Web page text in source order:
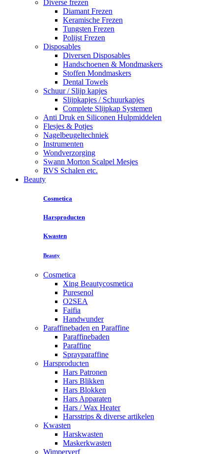
Diverse frezen
Diamant Frezen
Keramische Frezen
Tungsten Frezen
Polijst Frezen
Disposables
Diversen Disposables
Handschoenen & Mondmaskers
Stoffen Mondmaskers
Dental Towels
Schuur / Slijp kapjes
Slijpkapjes / Schuurkapjes
Complete Slijpkap Systemen
Anti Druk en Siliconen Hulpmiddelen
Flesjes & Potjes
Nagelbeugeltechniek
Instrumenten
Wondverzorging
Swann Morton Scalpel Mesjes
RVS Schalen etc.
Beauty
Cosmetica
Harsproducten
Kwasten
Beauty
Cosmetica
Xing Beautycosmetica
Puresenol
O2SEA
Faifia
Handwunder
Paraffinebaden en Paraffine
Paraffinebaden
Paraffine
Sprayparaffine
Harsproducten
Hars Patronen
Hars Blikken
Hars Blokken
Hars Apparaten
Hars / Wax Heater
Harsstrips & diverse artikelen
Kwasten
Harskwasten
Maskerkwasten
Wimperverf